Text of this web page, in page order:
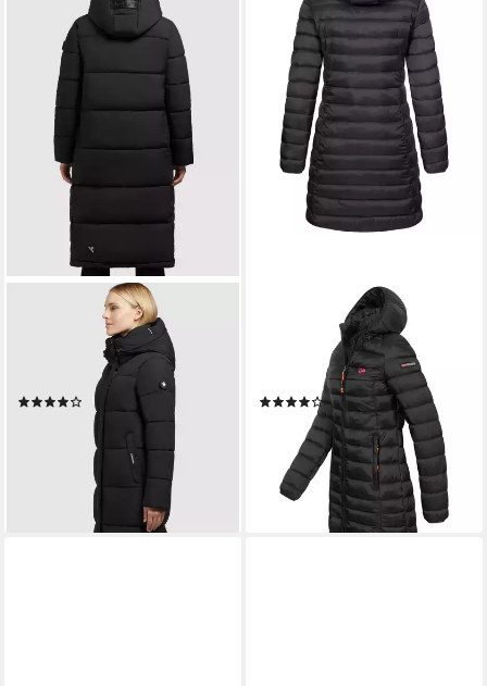
Steppmantel TIONE
Wärmende und pflegeleichte
Steppqualität
(182)
UVP 199,95 €
lieferbar - in 1-2 Werktagen bei dir
GEOGRAPHICAL NORWAY
Steppmantel Damen Herbst
Jacke Steppjacke Outdoor
leicht Kapuze Übergangsjacke
(192)
ab 78,90 € UVP 99,90 €
lieferbar - in 2-3 Werktagen bei dir
+8